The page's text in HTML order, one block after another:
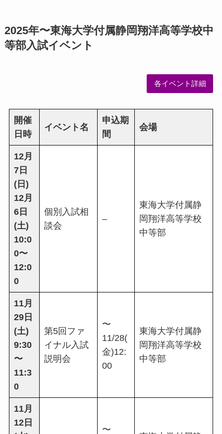
2025年〜東海大学付属静岡翔洋高等学校中
等部入試イベント
各イベント詳細
開催
日時
イベント名
申込期
間
会場
12月
7日
(日)
12月
6日
(土)
10:0
0〜
12:0
0
個別入試相
談会
–
東海大学付属静
岡翔洋高等学校
中等部
11月
29日
(土)
9:30
〜
11:3
0
第5回ファ
イナル入試
説明会
〜
11/28(
金)12:
00
東海大学付属静
岡翔洋高等学校
中等部
11月
12日
〜